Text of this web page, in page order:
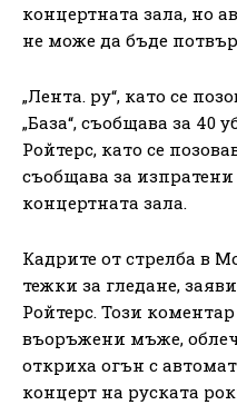
концертната зала, но
не може да бъде
„Лента. ру“, като се
„База“, съобщава за 40
Ройтерс, като се
съобщава за
концертната зала.
Кадрите от стрелба в
тежки за гледане,
Ройтерс. Този
въоръжени мъже,
откриха огън с
концерт на руската